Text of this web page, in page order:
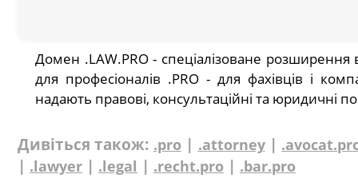
Домен .LAW.PRO - спеціалізоване розширення
для професіоналів .PRO - для фахівців і
надають правові, консультаційні та юридичні
Дивіться також: .pro| .attorney|
| .lawyer | .legal | .recht.pro | .bar.pro